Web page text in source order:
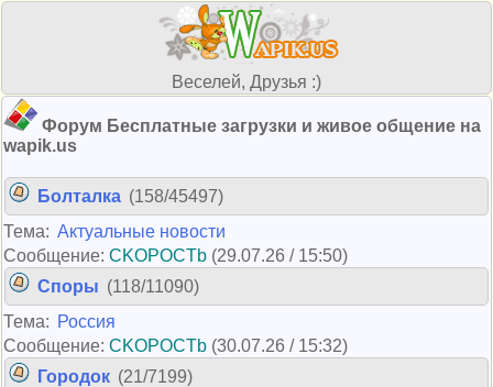
Веселей, Друзья :)
Форум Бесплатные загрузки и живое общение на
wapik.us
Болталка (158/45497)
Тема: Актуальные новости
Сообщение: CKOPOCTb (29.07.26 / 15:50)
Споры (118/11090)
Тема: Россия
Сообщение: CKOPOCTb (30.07.26 / 15:32)
Городок (21/7199)